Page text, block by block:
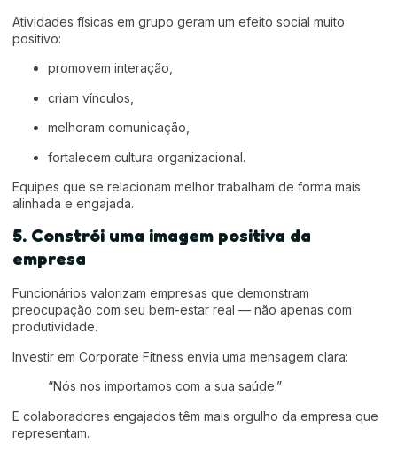
Atividades físicas em grupo geram um efeito social muito
positivo:
promovem interação,
criam vínculos,
melhoram comunicação,
fortalecem cultura organizacional.
Equipes que se relacionam melhor trabalham de forma mais
alinhada e engajada.
5. Constrói uma imagem positiva da
empresa
Funcionários valorizam empresas que demonstram
preocupação com seu bem-estar real — não apenas com
produtividade.
Investir em Corporate Fitness envia uma mensagem clara:
“Nós nos importamos com a sua saúde.”
E colaboradores engajados têm mais orgulho da empresa que
representam.